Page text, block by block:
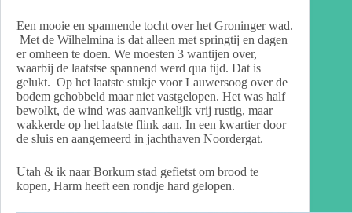
Een mooie en spannende tocht over het Groninger wad.
Met de Wilhelmina is dat alleen met springtij en dagen
er omheen te doen. We moesten 3 wantijen over,
waarbij de laatstse spannend werd qua tijd. Dat is
gelukt. Op het laatste stukje voor Lauwersoog over de
bodem gehobbeld maar niet vastgelopen. Het was half
bewolkt, de wind was aanvankelijk vrij rustig, maar
wakkerde op het laatste flink aan. In een kwartier door
de sluis en aangemeerd in jachthaven Noordergat.
Utah & ik naar Borkum stad gefietst om brood te
kopen, Harm heeft een rondje hard gelopen.